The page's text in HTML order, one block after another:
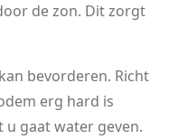
de zon. Dit zorgt
bevorderen. Richt
erg hard is
gaat water geven.